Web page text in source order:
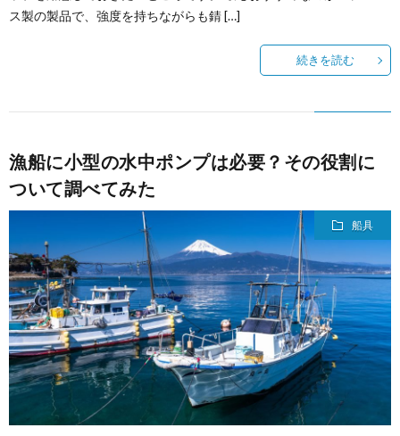
ス製の製品で、強度を持ちながらも錆 […]
続きを読む
漁船に小型の水中ポンプは必要？その役割に
ついて調べてみた
船具